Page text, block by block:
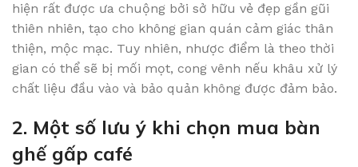
hiện rất được ưa chuộng bởi sở hữu vẻ đẹp gần gũi
thiên nhiên, tạo cho không gian quán cảm giác thân
thiện, mộc mạc. Tuy nhiên, nhược điểm là theo thời
gian có thể sẽ bị mối mọt, cong vênh nếu khâu xử lý
chất liệu đầu vào và bảo quản không được đảm bảo.
2. Một số lưu ý khi chọn mua bàn
ghế gấp café